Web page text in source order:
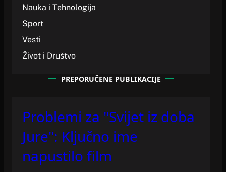
Nauka i Tehnologija
Sport
Vesti
Život i Društvo
PREPORUČENE PUBLIKACIJE
Problemi za "Svijet iz doba
Jure": Ključno ime
napustilo film